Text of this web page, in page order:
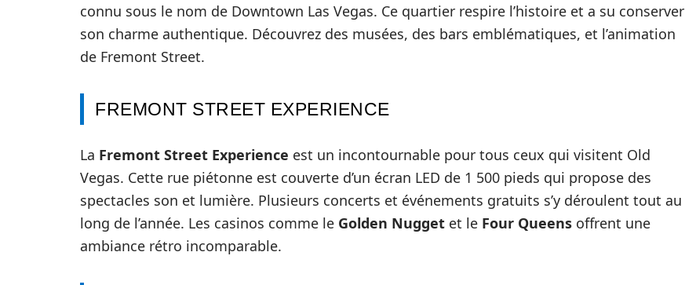
connu sous le nom de Downtown Las Vegas. Ce quartier respire l’histoire et a su conserver
son charme authentique. Découvrez des musées, des bars emblématiques, et l’animation
de Fremont Street.
FREMONT STREET EXPERIENCE
La Fremont Street Experience est un incontournable pour tous ceux qui visitent Old
Vegas. Cette rue piétonne est couverte d’un écran LED de 1 500 pieds qui propose des
spectacles son et lumière. Plusieurs concerts et événements gratuits s’y déroulent tout au
long de l’année. Les casinos comme le Golden Nugget et le Four Queens offrent une
ambiance rétro incomparable.